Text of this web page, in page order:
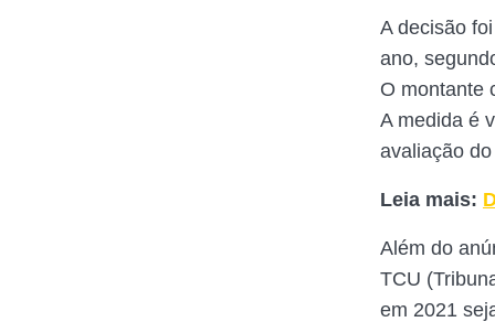
A decisão
ano,
O montante
A medida é
avaliação
Leia mais:
Além do
TCU
em 2021